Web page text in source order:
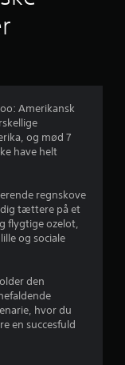
u
r
e
r
g
Amerikansk
og mød 7
have helt
regnskove
dig tættere på et
flygtige ozelot,
og sociale
den
hvor du
en succesfuld